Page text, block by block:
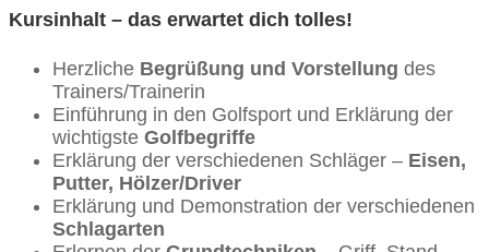
Kursinhalt – das erwartet dich tolles!
Herzliche Begrüßung und Vorstellung des
Trainers/Trainerin
Einführung in den Golfsport und Erklärung der
wichtigste Golfbegriffe
Erklärung der verschiedenen Schläger – Eisen,
Putter, Hölzer/Driver
Erklärung und Demonstration der verschiedenen
Schlagarten